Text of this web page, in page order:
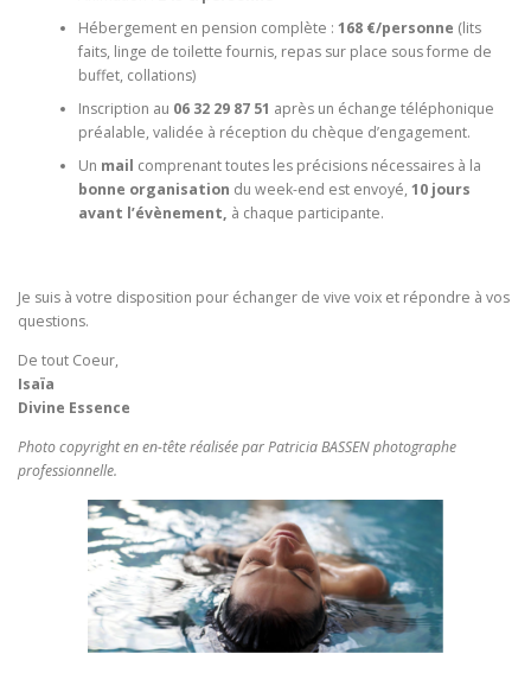
Hébergement en pension complète : 168 €/personne (lits
faits, linge de toilette fournis, repas sur place sous forme de
buffet, collations)
Inscription au 06 32 29 87 51 après un échange téléphonique
préalable, validée à réception du chèque d’engagement.
Un mail comprenant toutes les précisions nécessaires à la
bonne organisation du week-end est envoyé, 10 jours
avant l’évènement, à chaque participante.
Je suis à votre disposition pour échanger de vive voix et répondre à vos
questions.
De tout Coeur,
Isaïa
Divine Essence
Photo copyright en en-tête réalisée par Patricia BASSEN photographe
professionnelle.